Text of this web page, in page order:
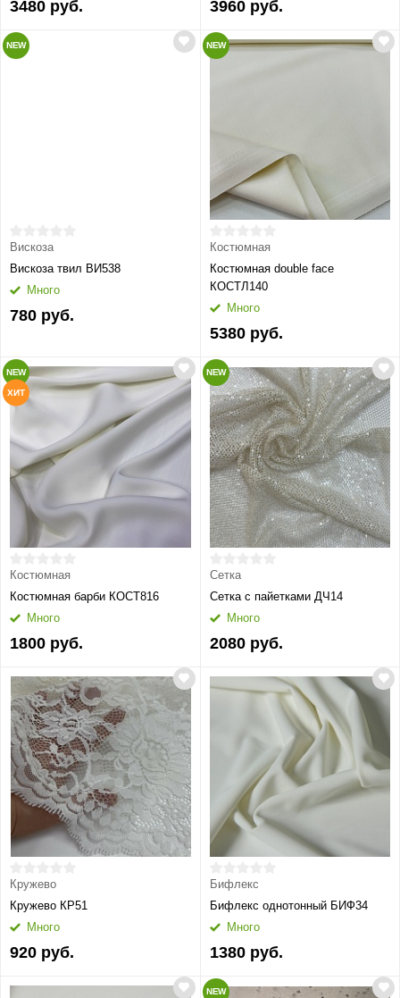
3480 руб. 3960 руб.
NEW
Вискоза
Вискоза твил ВИ538
Много
780 руб.
NEW
Костюмная
Костюмная double face
КОСТЛ140
Много
5380 руб.
NEW
ХИТ
Костюмная
Костюмная барби КОСТ816
Много
1800 руб.
NEW
Сетка
Сетка с пайетками ДЧ14
Много
2080 руб.
Кружево
Кружево КР51
Много
920 руб.
Бифлекс
Бифлекс однотонный БИФ34
Много
1380 руб.
NEW